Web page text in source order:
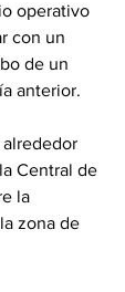
operativo
con un
de un
anterior.
Central de
la
zona de